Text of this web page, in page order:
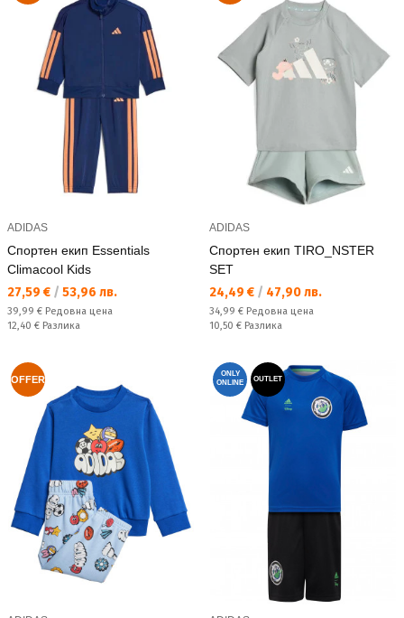
ADIDAS
Спортен екип Essentials
Climacool Kids
Текуща цена:
27,59 € / 53,96 лв.
Редовна цена:
39,99 € Редовна цена
Спестявате:
12,40 € Разлика
ADIDAS
Спортен екип TIRO_NSTER
SET
Текуща цена:
24,49 € / 47,90 лв.
Редовна цена:
34,99 € Редовна цена
Спестявате:
10,50 € Разлика
OFFER
ONLY
ONLINE
OUTLET